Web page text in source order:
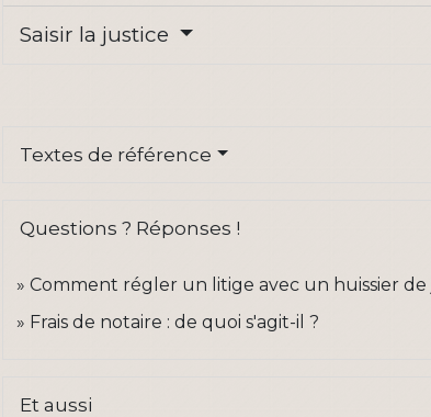
Saisir la justice
Textes de référence
Questions ? Réponses !
Comment régler un litige avec un huissier
Frais de notaire : de quoi s'agit-il ?
Et aussi